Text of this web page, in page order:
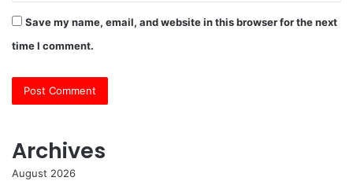
Save my name, email, and website in this browser for the next
time I comment.
Archives
August 2026